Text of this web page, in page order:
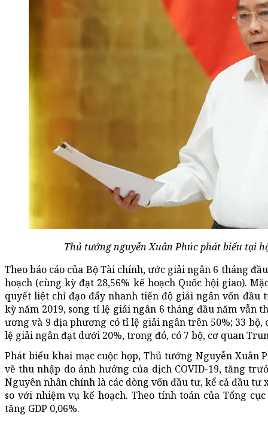
Thủ tướng nguyễn Xuân Phúc phát biểu tại
Theo báo cáo của Bộ Tài chính, ước giải ngân 6 tháng
hoạch (cùng kỳ đạt 28,56% kế hoạch Quốc hội giao).
quyết liệt chỉ đạo đẩy nhanh tiến độ giải ngân vốn đầu
kỳ năm 2019, song tỉ lệ giải ngân 6 tháng đầu năm vẫn
ương và 9 địa phương có tỉ lệ giải ngân trên 50%; 33
lệ giải ngân đạt dưới 20%, trong đó, có 7 bộ, cơ quan
Phát biểu khai mạc cuộc họp, Thủ tướng Nguyễn Xuân
về thu nhập do ảnh hưởng của dịch COVID-19, tăng
Nguyên nhân chính là các dòng vốn đầu tư, kể cả đầu tư
so với nhiệm vụ kế hoạch. Theo tính toán của Tổng
tăng GDP 0,06%.